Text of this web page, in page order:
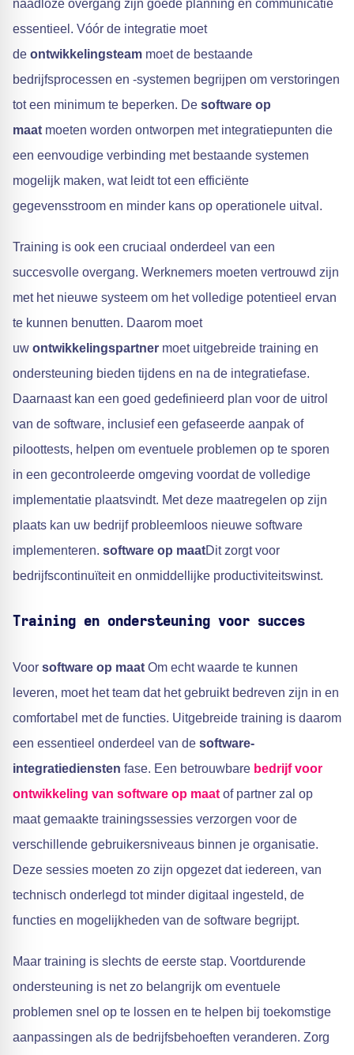
naadloze overgang zijn goede planning en communicatie
essentieel. Vóór de integratie moet
de ontwikkelingsteam moet de bestaande
bedrijfsprocessen en -systemen begrijpen om verstoringen
tot een minimum te beperken. De software op
maat moeten worden ontworpen met integratiepunten die
een eenvoudige verbinding met bestaande systemen
mogelijk maken, wat leidt tot een efficiënte
gegevensstroom en minder kans op operationele uitval.
Training is ook een cruciaal onderdeel van een
succesvolle overgang. Werknemers moeten vertrouwd zijn
met het nieuwe systeem om het volledige potentieel ervan
te kunnen benutten. Daarom moet
uw ontwikkelingspartner moet uitgebreide training en
ondersteuning bieden tijdens en na de integratiefase.
Daarnaast kan een goed gedefinieerd plan voor de uitrol
van de software, inclusief een gefaseerde aanpak of
piloottests, helpen om eventuele problemen op te sporen
in een gecontroleerde omgeving voordat de volledige
implementatie plaatsvindt. Met deze maatregelen op zijn
plaats kan uw bedrijf probleemloos nieuwe software
implementeren. software op maatDit zorgt voor
bedrijfscontinuïteit en onmiddellijke productiviteitswinst.
Training en ondersteuning voor succes
Voor software op maat Om echt waarde te kunnen
leveren, moet het team dat het gebruikt bedreven zijn in en
comfortabel met de functies. Uitgebreide training is daarom
een essentieel onderdeel van de software-
integratiediensten fase. Een betrouwbare bedrijf voor
ontwikkeling van software op maat of partner zal op
maat gemaakte trainingssessies verzorgen voor de
verschillende gebruikersniveaus binnen je organisatie.
Deze sessies moeten zo zijn opgezet dat iedereen, van
technisch onderlegd tot minder digitaal ingesteld, de
functies en mogelijkheden van de software begrijpt.
Maar training is slechts de eerste stap. Voortdurende
ondersteuning is net zo belangrijk om eventuele
problemen snel op te lossen en te helpen bij toekomstige
aanpassingen als de bedrijfsbehoeften veranderen. Zorg